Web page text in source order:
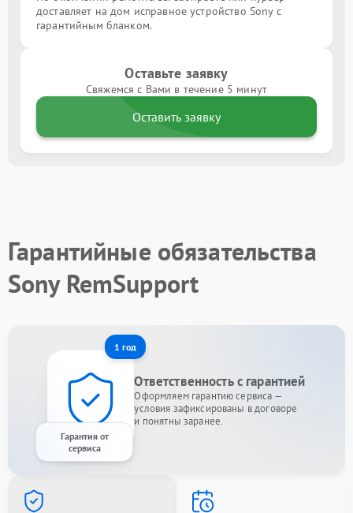
доставляет на дом исправное устройство Sony с
гарантийным бланком.
Оставьте заявку
Свяжемся с Вами в течение 5 минут
Оставить заявку
Гарантийные обязательства
Sony RemSupport
1 год
Гарантия от
сервиса
Ответственность с гарантией
Оформляем гарантию сервиса —
условия зафиксированы в договоре
и понятны заранее.